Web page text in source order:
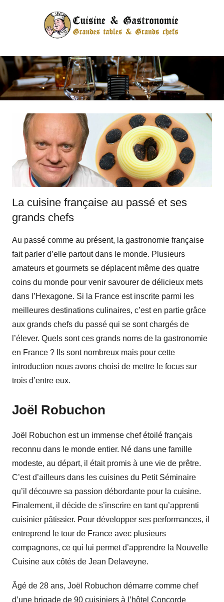
latableduhuit.fr
another
seonetworkaccess28
Sites
site
La cuisine française au passé et ses
grands chefs
Au passé comme au présent, la gastronomie française
fait parler d’elle partout dans le monde. Plusieurs
amateurs et gourmets se déplacent même des quatre
coins du monde pour venir savourer de délicieux mets
dans l’Hexagone. Si la France est inscrite parmi les
meilleures destinations culinaires, c’est en partie grâce
aux grands chefs du passé qui se sont chargés de
l’élever. Quels sont ces grands noms de la gastronomie
en France ? Ils sont nombreux mais pour cette
introduction nous avons choisi de mettre le focus sur
trois d’entre eux.
Joël Robuchon
Joël Robuchon est un immense chef étoilé français
reconnu dans le monde entier. Né dans une famille
modeste, au départ, il était promis à une vie de prêtre.
C’est d’ailleurs dans les cuisines du Petit Séminaire
qu’il découvre sa passion débordante pour la cuisine.
Finalement, il décide de s’inscrire en tant qu’apprenti
cuisinier pâtissier. Pour développer ses performances, il
entreprend le tour de France avec plusieurs
compagnons, ce qui lui permet d’apprendre la Nouvelle
Cuisine aux côtés de Jean Delaveyne.
Âgé de 28 ans, Joël Robuchon démarre comme chef
d’une brigade de 90 cuisiniers à l’hôtel Concorde